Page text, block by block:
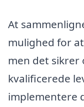
At
mulighed for
men det sikrer
kvalificerede
implementere